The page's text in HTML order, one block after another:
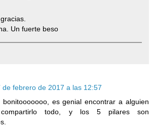
Un fuerte beso
de febrero de 2017 a las 12:57
es genial encontrar a alguien
todo, y los 5 pilares son